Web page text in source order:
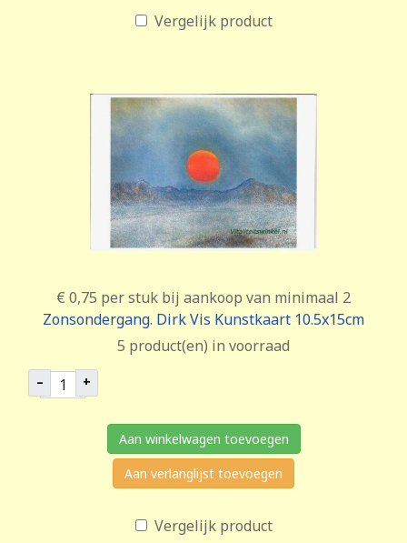
Vergelijk product
€ 0,75 per stuk bij aankoop van minimaal 2
Zonsondergang. Dirk Vis Kunstkaart 10.5x15cm
5 product(en) in voorraad
– +
Aan winkelwagen toevoegen
Aan verlanglijst toevoegen
Vergelijk product